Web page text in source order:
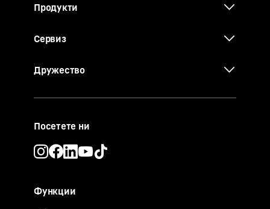
Продукти
Сервиз
Дружество
Посетете ни
Функции